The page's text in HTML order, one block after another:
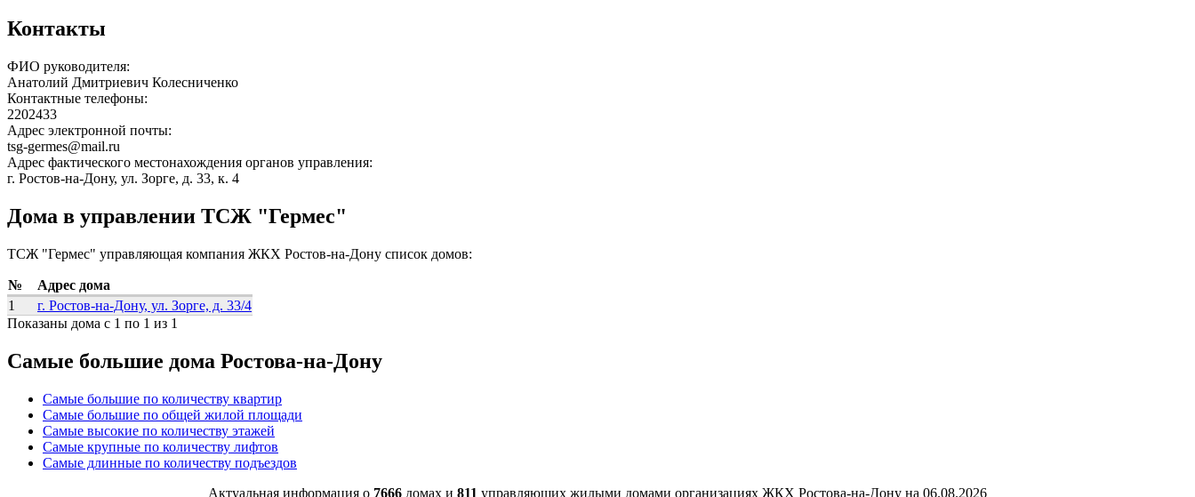
Контакты
ФИО руководителя:
Анатолий Дмитриевич Колесниченко
Контактные телефоны:
2202433
Адрес электронной почты:
tsg-germes@mail.ru
Адрес фактического местонахождения органов управления:
г. Ростов-на-Дону, ул. Зорге, д. 33, к. 4
Дома в управлении ТСЖ "Гермес"
ТСЖ "Гермес" управляющая компания ЖКХ Ростов-на-Дону список домов:
№
Адрес дома
1
г. Ростов-на-Дону, ул. Зорге, д. 33/4
Показаны дома с 1 по 1 из 1
Самые большие дома Ростова-на-Дону
Самые большие по количеству квартир
Самые большие по общей жилой площади
Самые высокие по количеству этажей
Самые крупные по количеству лифтов
Самые длинные по количеству подъездов
Актуальная информация о 7666 домах и 811 управляющих жилыми домами организациях ЖКХ Ростова-на-Дону на 06.08.2026